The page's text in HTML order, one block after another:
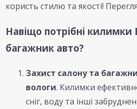
користь стилю та якості!
Навіщо потрібні килимки
багажник авто?
Захист салону та
вологи. Килимки
сніг, воду та інші